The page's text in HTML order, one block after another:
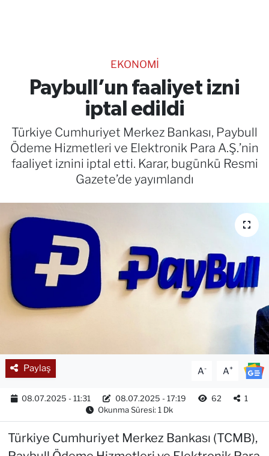
EKONOMİ
Paybull’un faaliyet izni
iptal edildi
Türkiye Cumhuriyet Merkez Bankası, Paybull
Ödeme Hizmetleri ve Elektronik Para A.Ş.’nin
faaliyet iznini iptal etti. Karar, bugünkü Resmi
Gazete’de yayımlandı
Paylaş A- A+
08.07.2025 - 11:31 08.07.2025 - 17:19 62
1
Okunma Süresi: 1 Dk
Türkiye Cumhuriyet Merkez Bankası (TCMB),
RESMİ İLANLAR
Gencsesfm Canlı Dinle